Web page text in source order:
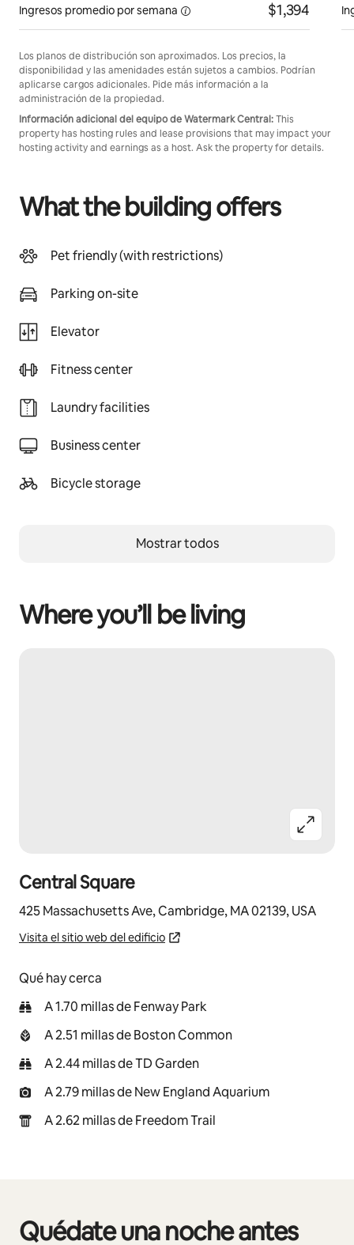
Ingresos promedio porsemana $1,394
Los planos de distribución son aproximados. Los precios, la
disponibilidad y las amenidades están sujetos a cambios. Podrían
aplicarse cargos adicionales. Pide más información a la
administración de la propiedad.
Información adicional del equipo de Watermark Central:This
property has hosting rules and lease provisions that may impact your
hosting activity and earnings as a host. Ask the property for details.
What the building offers
Pet friendly (with restrictions)
Parking on-site
Elevator
Fitness center
Laundry facilities
Business center
Bicycle storage
Mostrar todos
Where you’ll be living
Central Square
425 Massachusetts Ave, Cambridge, MA 02139, USA
Visita el sitio web del edificio
Qué hay cerca
A 1.70 millas de Fenway Park
A 2.51 millas de Boston Common
A 2.44 millas de TD Garden
A 2.79 millas de New England Aquarium
A 2.62 millas de Freedom Trail
Quédate una noche antes
Mostrando 0 de 0 elementos